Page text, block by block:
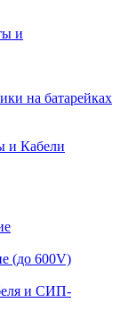
и
на батарейках
и Кабели
(до 600V)
и СИП-